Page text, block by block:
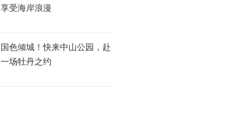
享受海岸浪漫
国色倾城！快来中山公园，赴
一场牡丹之约